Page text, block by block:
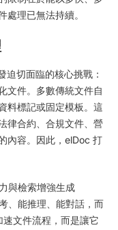
理已無法持續。
切面臨的核心挑戰：
文件。多數傳統文件自
料標記或固定模板。這
律合約、合規文件、營
內容。因此，elDoc 打
與檢索增強生成
、能推理、能對話，而
文件流程，而是讓它